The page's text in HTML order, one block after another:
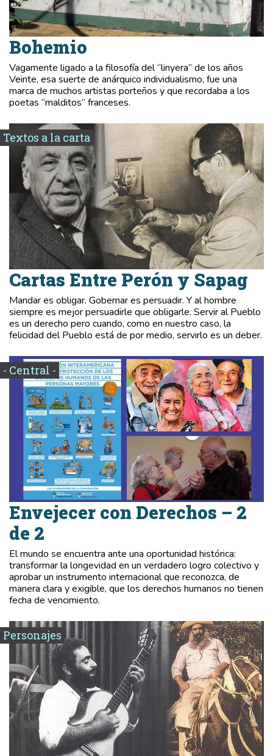
Bohemio
Vagamente ligado a la filosofía del “linyera” de los años
Veinte, esa suerte de anárquico individualismo, fue una
marca de muchos artistas porteños y que recordaba a los
poetas “malditos” franceses.
Textos a la carta
Cartas Entre Perón y Sapag
Mandar es obligar. Gobernar es persuadir. Y al hombre
siempre es mejor persuadirle que obligarle. Servir al Pueblo
es un derecho pero cuando, como en nuestro caso, la
felicidad del Pueblo está de por medio, servirlo es un deber.
- Central -
Envejecer con Derechos – 2
de 2
El mundo se encuentra ante una oportunidad histórica:
transformar la longevidad en un verdadero logro colectivo y
aprobar un instrumento internacional que reconozca, de
manera clara y exigible, que los derechos humanos no tienen
fecha de vencimiento.
Personajes